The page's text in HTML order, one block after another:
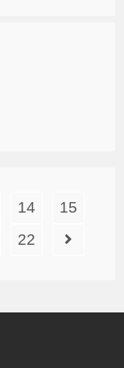
14
15
22